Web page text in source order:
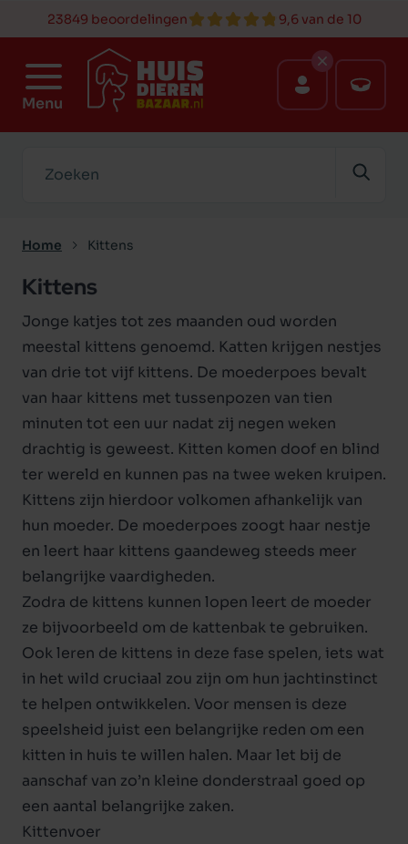
23849 beoordelingen 9,6 van de 10
Menu
Home Kittens
Kittens
Jonge katjes tot zes maanden oud worden
meestal kittens genoemd. Katten krijgen nestjes
van drie tot vijf kittens. De moederpoes bevalt
van haar kittens met tussenpozen van tien
minuten tot een uur nadat zij negen weken
drachtig is geweest. Kitten komen doof en blind
ter wereld en kunnen pas na twee weken kruipen.
Kittens zijn hierdoor volkomen afhankelijk van
hun moeder. De moederpoes zoogt haar nestje
en leert haar kittens gaandeweg steeds meer
belangrijke vaardigheden.
Zodra de kittens kunnen lopen leert de moeder
ze bijvoorbeeld om de kattenbak te gebruiken.
Ook leren de kittens in deze fase spelen, iets wat
in het wild cruciaal zou zijn om hun jachtinstinct
te helpen ontwikkelen. Voor mensen is deze
speelsheid juist een belangrijke reden om een
kitten in huis te willen halen. Maar let bij de
aanschaf van zo’n kleine donderstraal goed op
een aantal belangrijke zaken.
Kittenvoer